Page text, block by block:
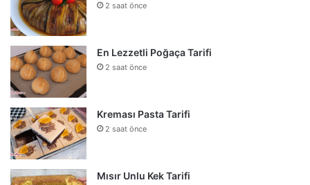
2 saat önce
En Lezzetli Poğaça Tarifi
2 saat önce
Kreması Pasta Tarifi
2 saat önce
Mısır Unlu Kek Tarifi